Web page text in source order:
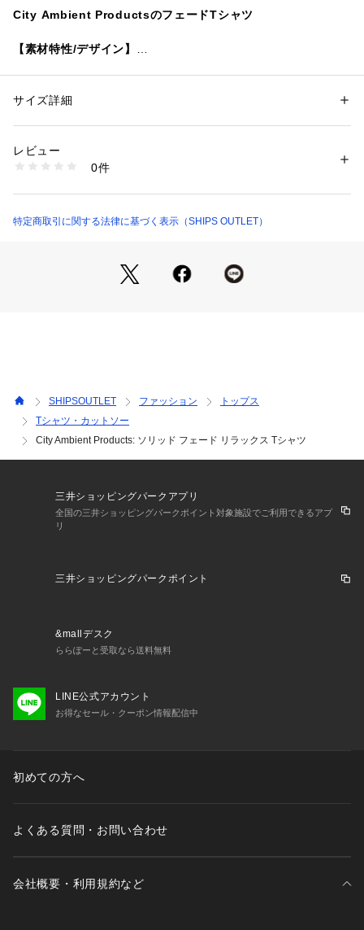
City Ambient ProductsのフェードTシャツ
【素材特性/デザイン】
製品でフェード加工をし、そのあとにソフトブリーチをするこ
【City Ambient Products】（シティ アンビエント プロダク
ファッションを愛するすべての人達に向けたニュースタンダー
ド。
り、現代の都市生活に溶け込むプロダクトを提案していきま
す。
【注意事項】
ご確認の上、着用又はお取り扱いください。
※撮影環境による光の当たり具合やパソコン・スマートフォン
商品の色味は商品単体で撮影した画像をご参照ください。
性別：メンズ
素材：コットン56%、 レーヨン44%
商品番号：
112100280 （ショップ）
サイズ詳細
レビュー
0件
特定商取引に関する法律に基づく表示（SHIPS OUTLET）
SHIPSOUTLET ファッション
トップス
Tシャツ・カットソー
City Ambient Products: ソリッド フェード リラックス Tシャツ
三井ショッピングパークアプリ
全国の三井ショッピングパークポイント対象施設でご利用できるアプ
リ
三井ショッピングパークポイント
&mallデスク
ららぽーと受取なら送料無料
LINE公式アカウント
お得なセール・クーポン情報配信中
初めての方へ
よくある質問・お問い合わせ
会社概要・利用規約など